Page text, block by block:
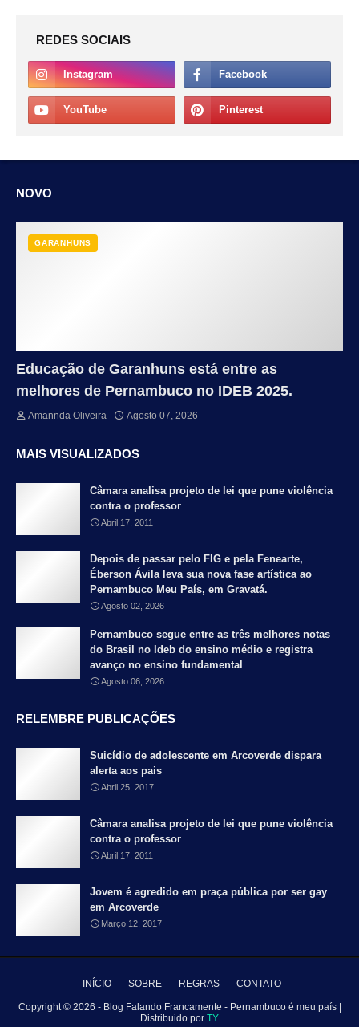
REDES SOCIAIS
NOVO
GARANHUNS
Educação de Garanhuns está entre as
melhores de Pernambuco no IDEB 2025.
Amannda Oliveira Agosto 07, 2026
MAIS VISUALIZADOS
Câmara analisa projeto de lei que pune violência
contra o professor
Abril 17, 2011
Depois de passar pelo FIG e pela Fenearte,
Éberson Ávila leva sua nova fase artística ao
Pernambuco Meu País, em Gravatá.
Agosto 02, 2026
Pernambuco segue entre as três melhores notas
do Brasil no Ideb do ensino médio e registra
avanço no ensino fundamental
Agosto 06, 2026
RELEMBRE PUBLICAÇÕES
Suicídio de adolescente em Arcoverde dispara
alerta aos pais
Abril 25, 2017
Câmara analisa projeto de lei que pune violência
contra o professor
Abril 17, 2011
Jovem é agredido em praça pública por ser gay
em Arcoverde
Março 12, 2017
INÍCIO SOBRE REGRAS CONTATO
Copyright © 2026 - Blog Falando Francamente - Pernambuco é meu país |
Distribuido por TY